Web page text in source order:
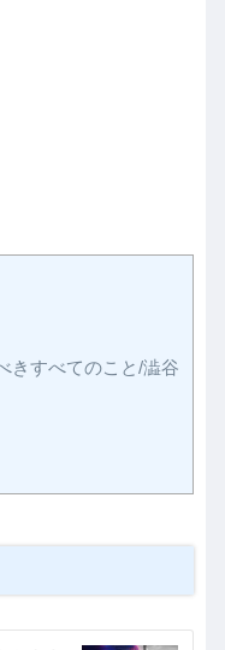
きすべてのこと/澁谷